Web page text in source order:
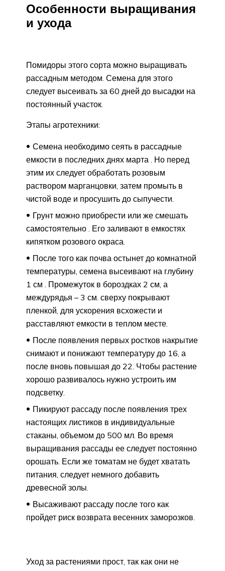
Особенности выращивания
и ухода
Помидоры этого сорта можно выращивать
рассадным методом. Семена для этого
следует высеивать за 60 дней до высадки на
постоянный участок.
Этапы агротехники:
Семена необходимо сеять в рассадные
емкости в последних днях марта . Но перед
этим их следует обработать розовым
раствором марганцовки, затем промыть в
чистой воде и просушить до сыпучести.
Грунт можно приобрести или же смешать
самостоятельно . Его заливают в емкостях
кипятком розового окраса.
После того как почва остынет до комнатной
температуры, семена высеивают на глубину
1 см . Промежуток в бороздках 2 см, а
междурядья – 3 см. сверху покрывают
пленкой, для ускорения всхожести и
расставляют емкости в теплом месте.
После появления первых ростков накрытие
снимают и понижают температуру до 16, а
после вновь повышая до 22. Чтобы растение
хорошо развивалось нужно устроить им
подсветку.
Пикируют рассаду после появления трех
настоящих листиков в индивидуальные
стаканы, объемом до 500 мл. Во время
выращивания рассады ее следует постоянно
орошать. Если же томатам не будет хватать
питания, следует немного добавить
древесной золы.
Высаживают рассаду после того как
пройдет риск возврата весенних заморозков.
Уход за растениями прост, так как они не